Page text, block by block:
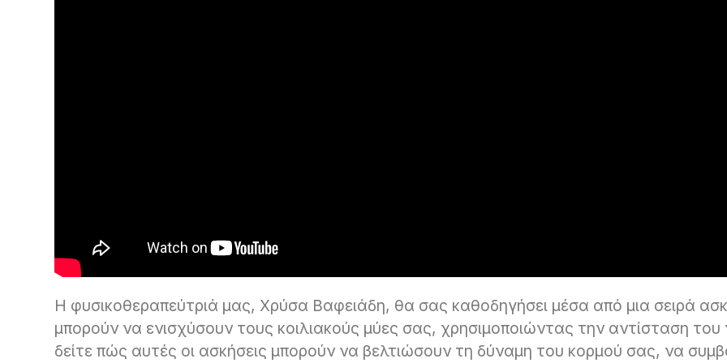
Η φυσικοθεραπεύτριά μας, Χρύσα Βαφειάδη, θα σας καθοδηγήσει μέσα από μια σειρά
μπορούν να ενισχύσουν τους κοιλιακούς μύες σας, χρησιμοποιώντας την αντίσταση
δείτε πώς αυτές οι ασκήσεις μπορούν να βελτιώσουν τη δύναμη του κορμού σας, να